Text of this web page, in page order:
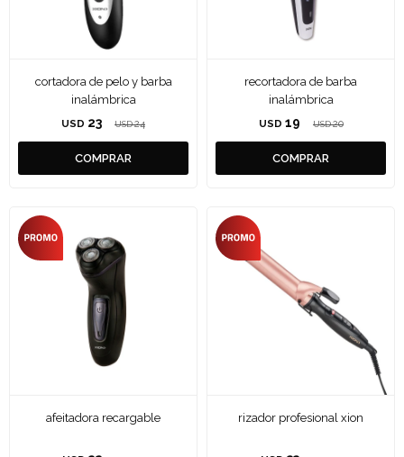
cortadora de pelo y barba
inalámbrica
USD 23 USD 24
recortadora de barba
inalámbrica
USD 19 USD 20
afeitadora recargable rizador profesional xion